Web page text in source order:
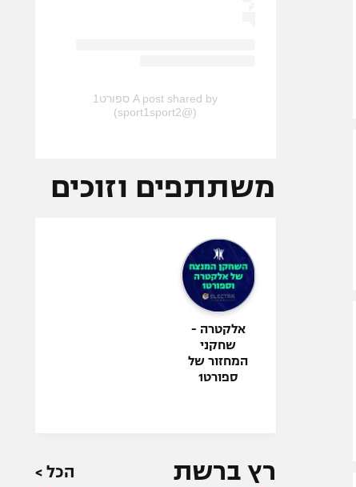
A post shared by ספורט1
(@sport1sport2)
משתתפים וזוכים
אלקטרה -
שחקני
המחזור של
ספורט1
רץ ברשת הכל >